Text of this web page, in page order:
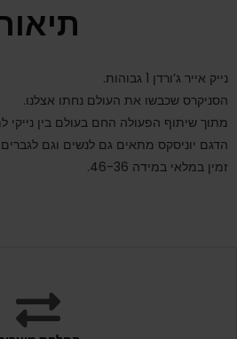
נייק אייר ג’ורדן 1 גבוהות.
הסניקרס שכבשו את העולם נחתו אצלנו.
מתוך שיתוף הפעולה החם בעולם בין נייקי
הדגם יוניסקס מתאים גם לנשים וגם לגברים.
זמין במלאי במידה 46-36.